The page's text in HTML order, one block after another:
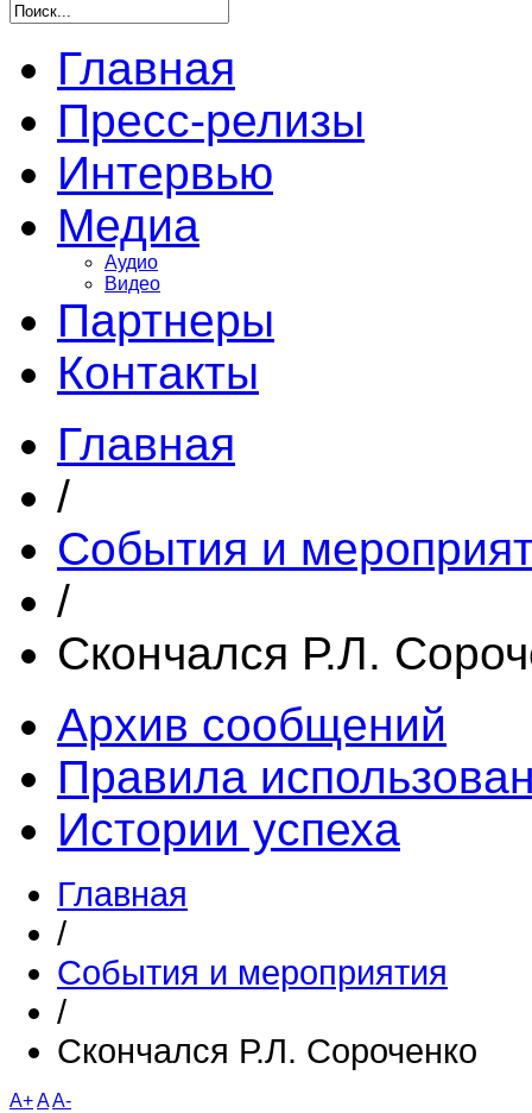
Главная
Пресс-релизы
Интервью
Медиа
Аудио
Видео
Партнеры
Контакты
Главная
/
События и
/
Скончался Р.Л.
Архив сообщений
Правила
Истории успеха
Главная
/
События и мероприятия
/
Скончался Р.Л. Сороченко
A+AA-